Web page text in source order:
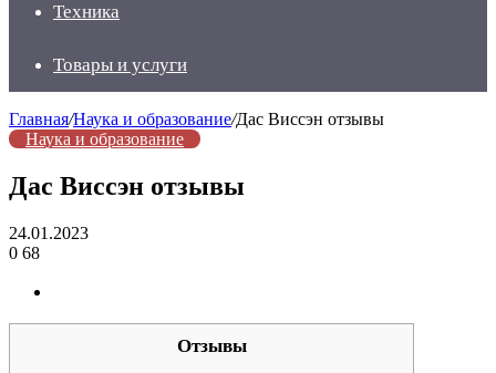
Техника
Товары и услуги
Главная/Наука и образование/Дас Виссэн отзывы
Наука и образование
Дас Виссэн отзывы
24.01.2023
0 68
Отзывы